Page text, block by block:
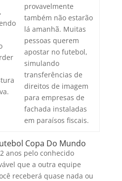
provavelmente
também não estarão
lá amanhã. Muitas
pessoas querem
apostar no futebol,
simulando
transferências de
direitos de imagem
para empresas de
fachada instaladas
em paraísos fiscais.
Copa Do Mundo
anos pelo conhecido
que a outra equipe
receberá quase nada ou